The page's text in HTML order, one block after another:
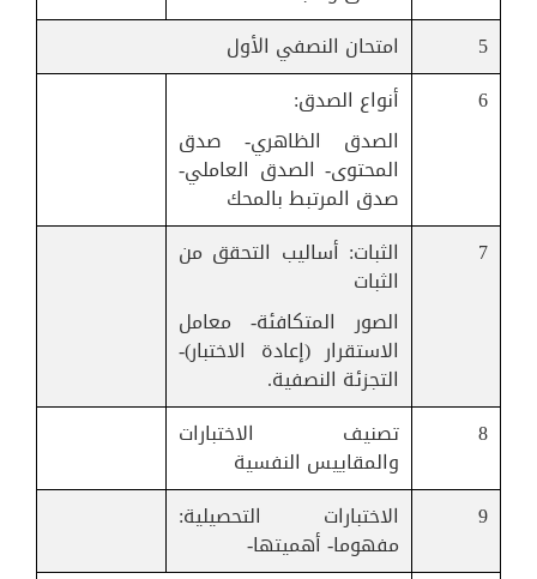
5
امتحان النصفي الأول
6
أنواع الصدق:
الصدق الظاهري- صدق
المحتوى- الصدق العاملي-
صدق المرتبط بالمحك
7
الثبات: أساليب التحقق من
الثبات
الصور المتكافئة- معامل
الاستقرار (إعادة الاختبار)-
التجزئة النصفية.
8
تصنيف الاختبارات
والمقاييس النفسية
9
الاختبارات التحصيلية:
مفهوما- أهميتها-